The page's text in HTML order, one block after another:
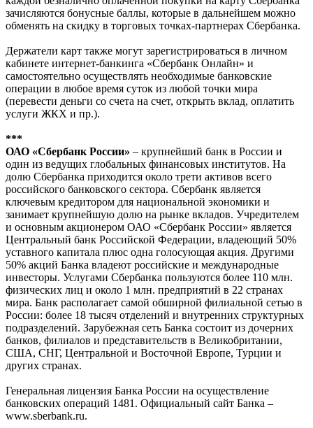
зачисляются бонусные баллы, которые в дальнейшем можно
обменять на скидку в торговых точках-партнерах Сбербанка.
Держатели карт также могут зарегистрироваться в личном
кабинете интернет-банкинга «Сбербанк Онлайн» и
самостоятельно осуществлять необходимые банковские
операции в любое время суток из любой точки мира
(перевести деньги со счета на счет, открыть вклад, оплатить
услуги ЖКХ и пр.).
***
ОАО «Сбербанк России» – крупнейший банк в России и
один из ведущих глобальных финансовых институтов. На
долю Сбербанка приходится около трети активов всего
российского банковского сектора. Сбербанк является
ключевым кредитором для национальной экономики и
занимает крупнейшую долю на рынке вкладов. Учредителем
и основным акционером ОАО «Сбербанк России» является
Центральный банк Российской Федерации, владеющий 50%
уставного капитала плюс одна голосующая акция. Другими
50% акций Банка владеют российские и международные
инвесторы. Услугами Сбербанка пользуются более 110 млн.
физических лиц и около 1 млн. предприятий в 22 странах
мира. Банк располагает самой обширной филиальной сетью в
России: более 18 тысяч отделений и внутренних структурных
подразделений. Зарубежная сеть Банка состоит из дочерних
банков, филиалов и представительств в Великобритании,
США, СНГ, Центральной и Восточной Европе, Турции и
других странах.
Генеральная лицензия Банка России на осуществление
банковских операций 1481. Официальный сайт Банка –
www.sberbank.ru.